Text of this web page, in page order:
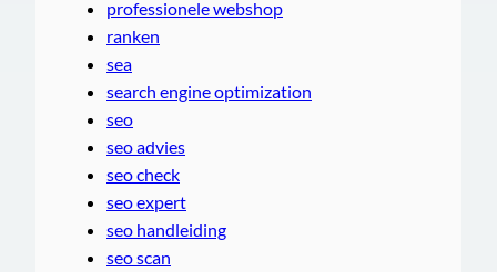
professionele webshop
ranken
sea
search engine optimization
seo
seo advies
seo check
seo expert
seo handleiding
seo scan